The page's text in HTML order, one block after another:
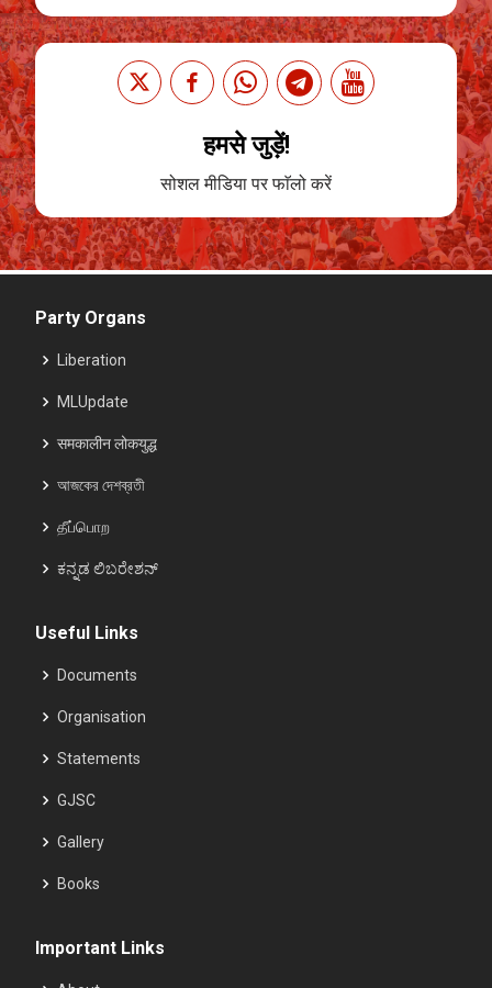
हमसे जुड़ें!
सोशल मीडिया पर फाॅलो करें
Party Organs
Liberation
MLUpdate
समकालीन लोकयुद्ध
আজকের দেশব্রতী
தீப்பொற
ಕನ್ನಡ ಲಿಬರೇಶನ್
Useful Links
Documents
Organisation
Statements
GJSC
Gallery
Books
Important Links